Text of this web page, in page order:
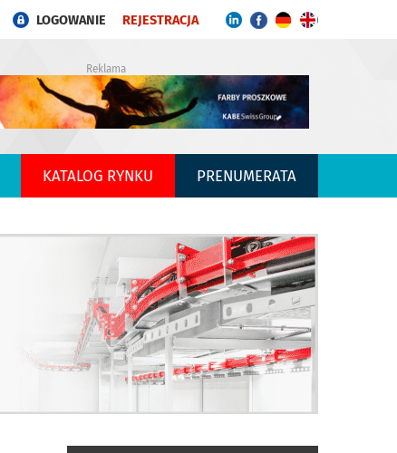
LOGOWANIE REJESTRACJA
Reklama
KATALOG RYNKU PRENUMERATA